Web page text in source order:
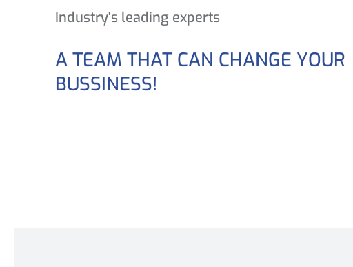
Industry's leading experts
A TEAM THAT CAN CHANGE YOUR
BUSSINESS!